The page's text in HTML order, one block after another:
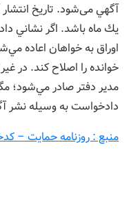
آگهي می‌شود. تاريخ
يك ماه باشد. اگر نشاني
خوانده را اصلاح کند. در
مدير دفتر صادر مي‌شود؛
دادخواست به وسيله نشر
منبع : روزنامه حمایت –